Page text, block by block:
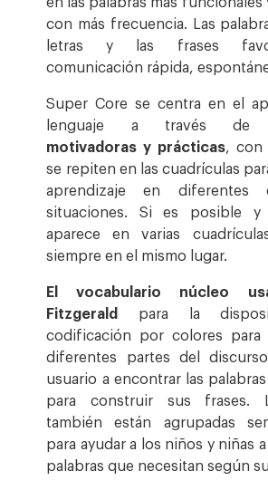
con más frecuencia. Las
letras y las frases
comunicación rápida,
Super Core se centra en el
lenguaje a través de
motivadoras y prácticas, con
se repiten en las cuadrículas
aprendizaje en diferentes
situaciones. Si es posible y
aparece en varias
siempre en el mismo lugar.
El vocabulario núcleo
Fitzgerald para la
codificación por colores para
diferentes partes del
usuario a encontrar las
para construir sus frases.
también están agrupadas
para ayudar a los niños y niñas
palabras que necesitan según